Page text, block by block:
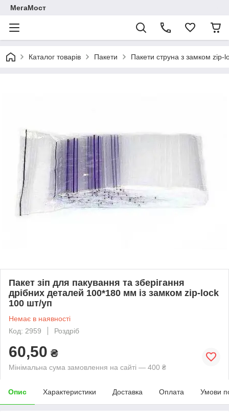
МегаМост
Каталог товарів Пакети Пакети струна з замком zip-
Пакет зіп для пакування та зберігання
дрібних деталей 100*180 мм із замком zip-lock
100 шт/уп
Немає в наявності
Код: 2959
Роздріб
60,50 ₴
Мінімальна сума замовлення на сайті — 400 ₴
Опис Характеристики Доставка Оплата Умови